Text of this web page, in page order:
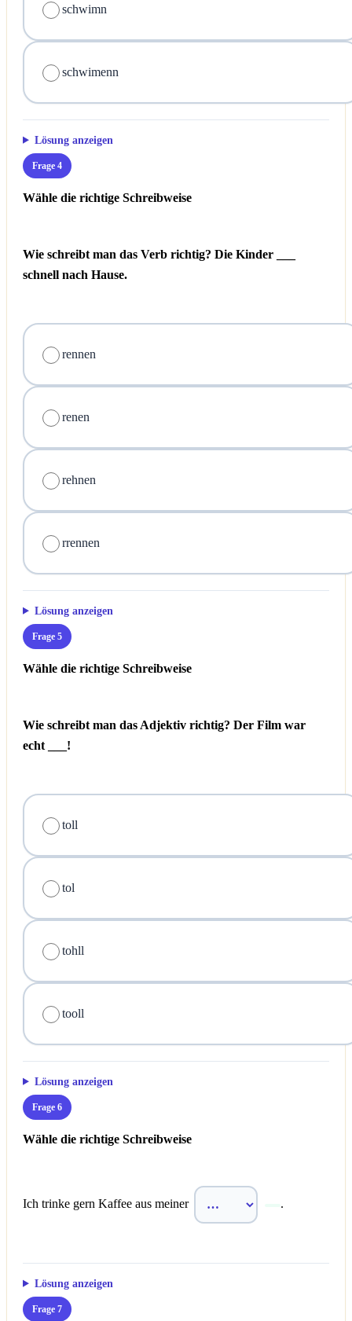
schwimn
schwimenn
Lösung anzeigen
Frage 4
Wähle die richtige Schreibweise
Wie schreibt man das Verb richtig? Die Kinder ___
schnell nach Hause.
rennen
renen
rehnen
rrennen
Lösung anzeigen
Frage 5
Wähle die richtige Schreibweise
Wie schreibt man das Adjektiv richtig? Der Film war
echt ___!
toll
tol
tohll
tooll
Lösung anzeigen
Frage 6
Wähle die richtige Schreibweise
Ich trinke gern Kaffee aus meiner .
Lösung anzeigen
Frage 7